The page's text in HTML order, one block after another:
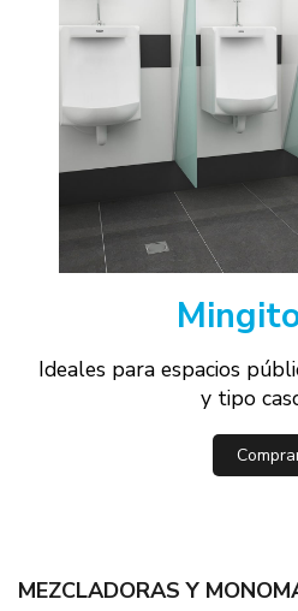
Ideales para espacios
y tipo
MEZCLADORAS Y